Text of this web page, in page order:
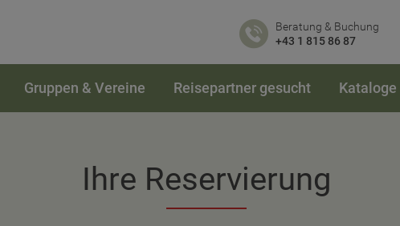
Beratung & Buchung
+43 1 815 86 87
Gruppen & Vereine Reisepartner gesucht Kataloge
Ihre Reservierung